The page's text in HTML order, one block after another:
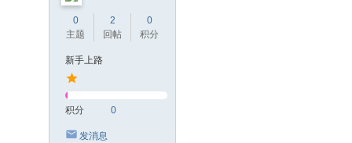
0
主题
2
回帖
0
积分
新手上路
积分 0
发消息